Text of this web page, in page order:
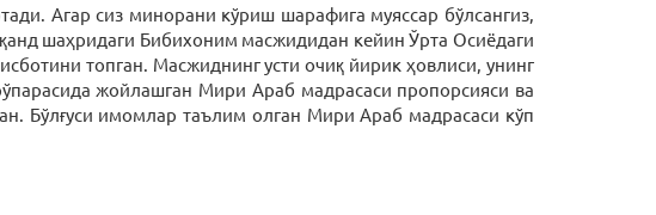
Агар сиз минорани кўриш шарафига муяссар бўлсангиз,
шаҳридаги Бибихоним масжидидан кейин Ўрта Осиёдаги
топган. Масжиднинг усти очиқ йирик ҳовлиси, унинг
жойлашган Мири Араб мадрасаси пропорсияси ва
Бўлғуси имомлар таълим олган Мири Араб мадрасаси кўп